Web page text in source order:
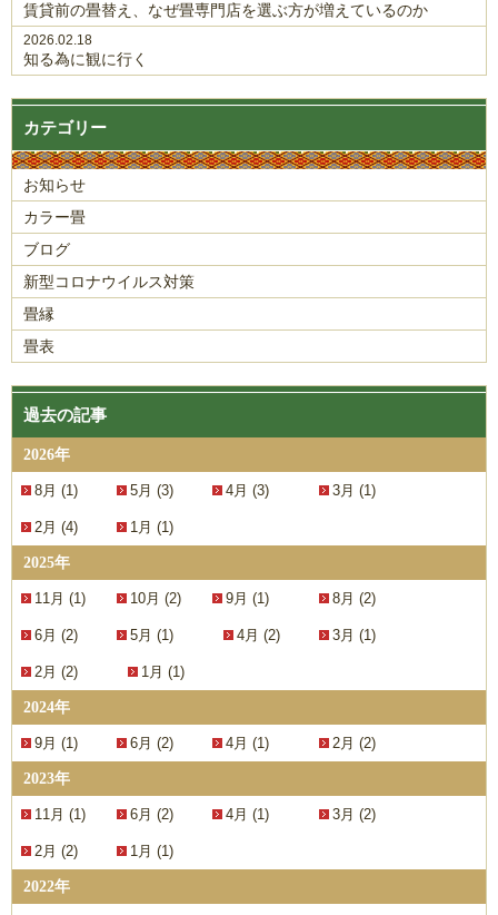
賃貸前の畳替え、なぜ畳専門店を選ぶ方が増えているのか
2026.02.18
知る為に観に行く
カテゴリー
お知らせ
カラー畳
ブログ
新型コロナウイルス対策
畳縁
畳表
過去の記事
2026年
8月 (1) 5月 (3) 4月 (3) 3月 (1)
2月 (4) 1月 (1)
2025年
11月 (1) 10月 (2) 9月 (1) 8月 (2)
6月 (2) 5月 (1) 4月 (2) 3月 (1)
2月 (2) 1月 (1)
2024年
9月 (1) 6月 (2) 4月 (1) 2月 (2)
2023年
11月 (1) 6月 (2) 4月 (1) 3月 (2)
2月 (2) 1月 (1)
2022年